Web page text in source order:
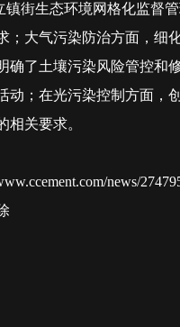
街生态环境网格化监督
；大气污染防治方面，细
确了土壤污染风险管控和
动；在光污染控制方面，
相关要求。
news/